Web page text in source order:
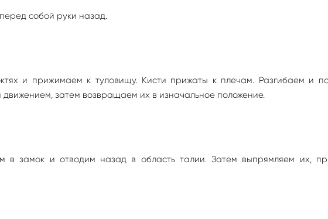
собой руки назад.
и прижимаем к туловищу. Кисти прижаты к плечам. Разгибаем и
затем возвращаем их в изначальное положение.
в замок и отводим назад в область талии. Затем выпрямляем их,